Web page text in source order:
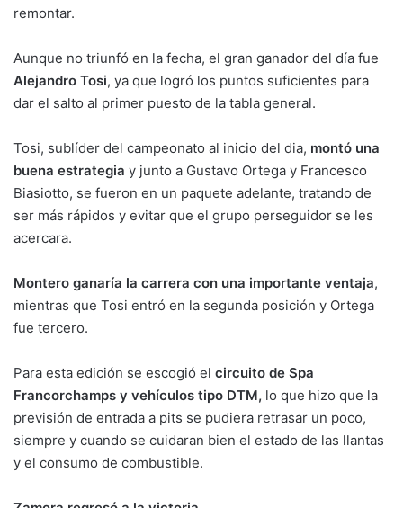
remontar.
Aunque no triunfó en la fecha, el gran ganador del día fue
Alejandro Tosi, ya que logró los puntos suficientes para
dar el salto al primer puesto de la tabla general.
Tosi, sublíder del campeonato al inicio del dia, montó una
buena estrategia y junto a Gustavo Ortega y Francesco
Biasiotto, se fueron en un paquete adelante, tratando de
ser más rápidos y evitar que el grupo perseguidor se les
acercara.
Montero ganaría la carrera con una importante ventaja,
mientras que Tosi entró en la segunda posición y Ortega
fue tercero.
Para esta edición se escogió el circuito de Spa
Francorchamps y vehículos tipo DTM, lo que hizo que la
previsión de entrada a pits se pudiera retrasar un poco,
siempre y cuando se cuidaran bien el estado de las llantas
y el consumo de combustible.